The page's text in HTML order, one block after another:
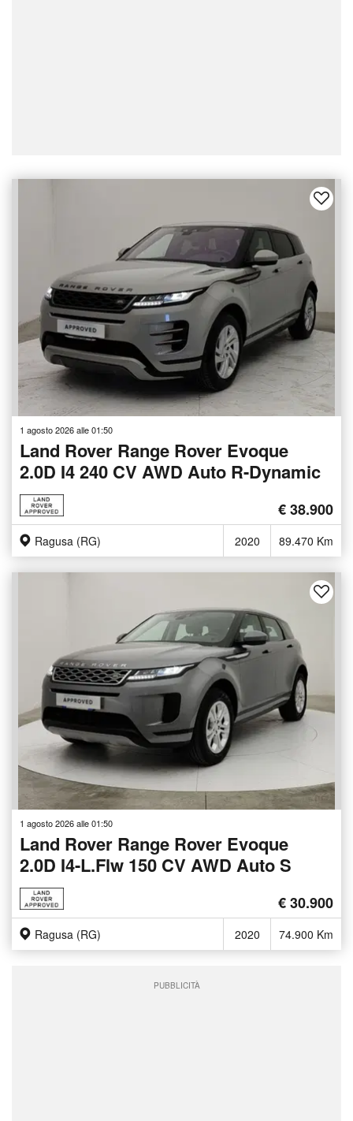
1 agosto 2026 alle 01:50
Land Rover Range Rover Evoque
2.0D I4 240 CV AWD Auto R-Dynamic
€ 38.900
Ragusa (RG) 2020 89.470 Km
1 agosto 2026 alle 01:50
Land Rover Range Rover Evoque
2.0D I4-L.Flw 150 CV AWD Auto S
€ 30.900
Ragusa (RG) 2020 74.900 Km
PUBBLICITÀ